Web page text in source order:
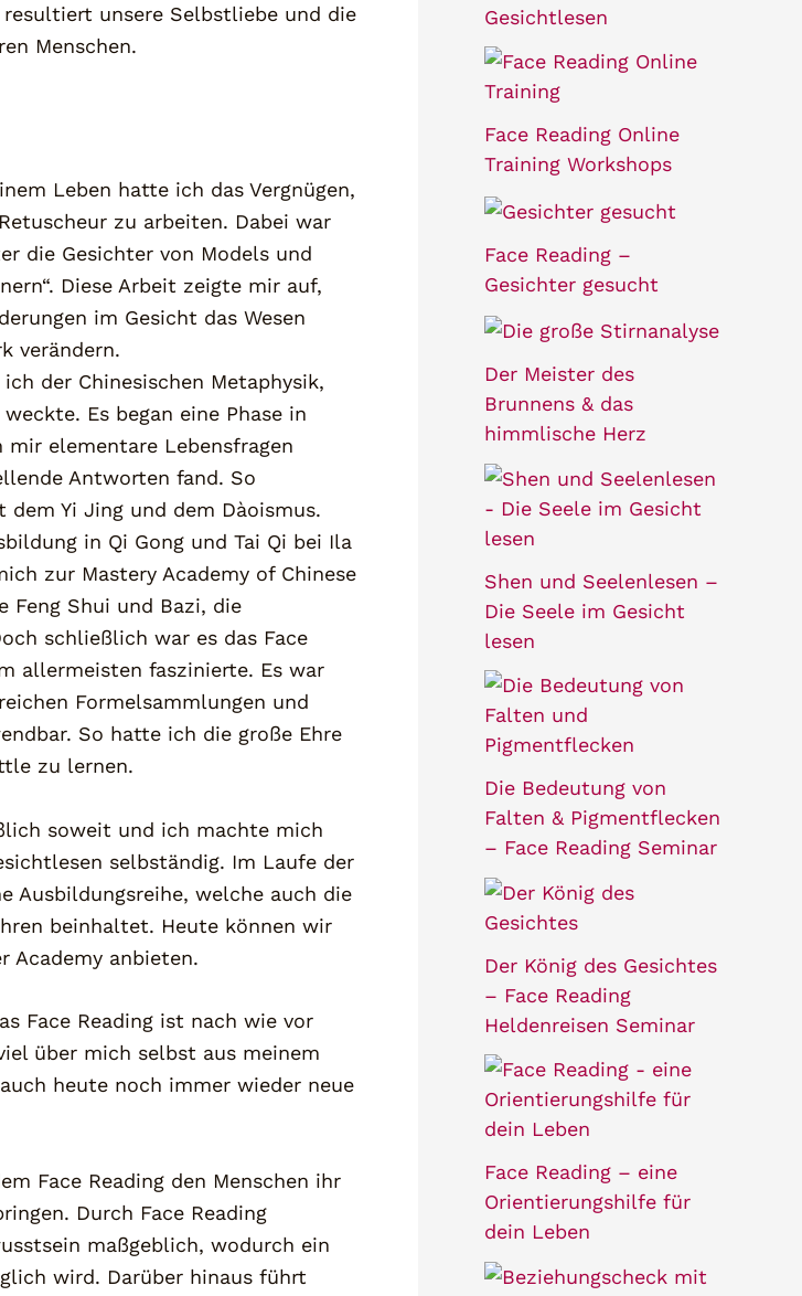
resultiert unsere Selbstliebe und die
Menschen.
Leben hatte ich das Vergnügen,
zu arbeiten. Dabei war
die Gesichter von Models und
Diese Arbeit zeigte mir auf,
im Gesicht das Wesen
verändern.
der Chinesischen Metaphysik,
Es began eine Phase in
elementare Lebensfragen
Antworten fand. So
Yi Jing und dem Dàoismus.
in Qi Gong und Tai Qi bei Ila
zur Mastery Academy of Chinese
Feng Shui und Bazi, die
schließlich war es das Face
allermeisten faszinierte. Es war
Formelsammlungen und
So hatte ich die große Ehre
zu lernen.
soweit und ich machte mich
selbständig. Im Laufe der
Ausbildungsreihe, welche auch die
beinhaltet. Heute können wir
Academy anbieten.
Face Reading ist nach wie vor
über mich selbst aus meinem
heute noch immer wieder neue
Face Reading den Menschen ihr
Durch Face Reading
maßgeblich, wodurch ein
wird. Darüber hinaus führt
Gesichtlesen
Face Reading Online
Training Workshops
Face Reading –
Gesichter gesucht
Der Meister des
Brunnens & das
himmlische Herz
Shen und Seelenlesen –
Die Seele im Gesicht
lesen
Die Bedeutung von
Falten & Pigmentflecken
– Face Reading Seminar
Der König des Gesichtes
– Face Reading
Heldenreisen Seminar
Face Reading – eine
Orientierungshilfe für
dein Leben